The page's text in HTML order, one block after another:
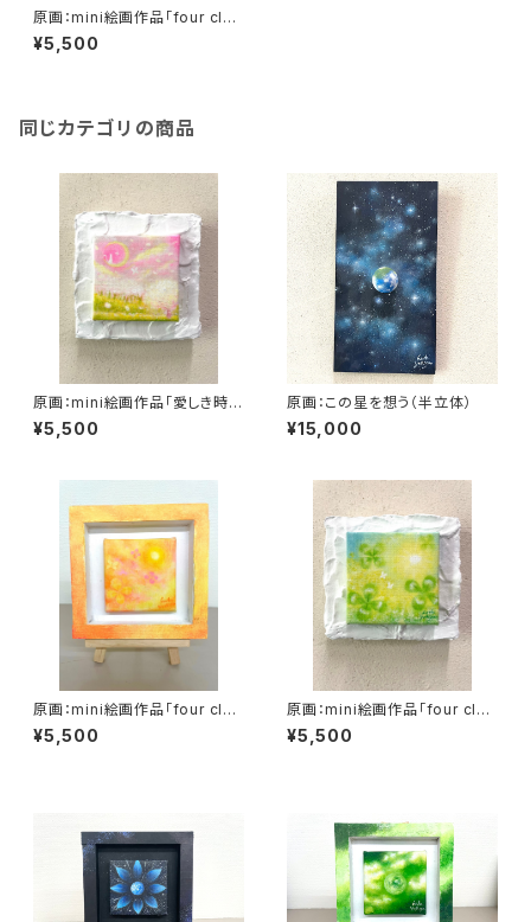
原画：mini絵画作品「four clov
ers sky green」
¥5,500
同じカテゴリの商品
原画：mini絵画作品「愛しき時
間」
¥5,500
原画：この星を想う（半立体）
¥15,000
原画：mini絵画作品「four clov
ers sky orange」
¥5,500
原画：mini絵画作品「four clov
ers sky green」
¥5,500